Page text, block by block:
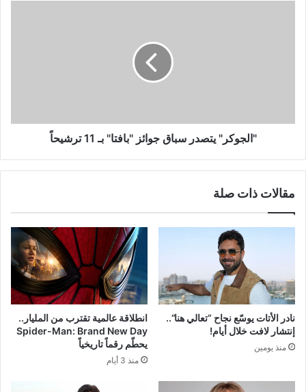
"الجوكر" يتصدر سباق جوائز "بافتا" بـ 11 ترشيحاً
مقالات ذات صلة
نادر الأتات يوسّع نجاح “تعالي هنا”..
إنتشار لافت خلال أيام!
منذ يومين
انطلاقة عالمية تقترب من المليار..
Spider-Man: Brand New Day
يحطّم رقماً تاريخياً
منذ 3 أيام